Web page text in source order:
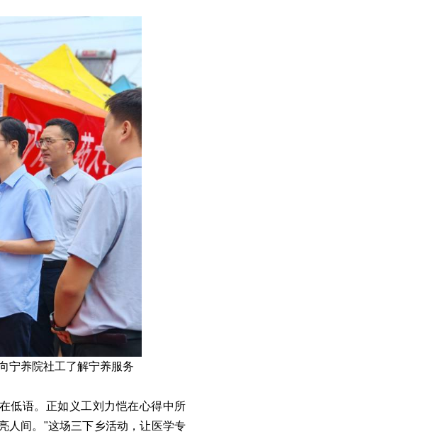
宁养院社工了解宁养服务
低语。正如义工刘力恺在心得中所
人间。"这场三下乡活动，让医学专